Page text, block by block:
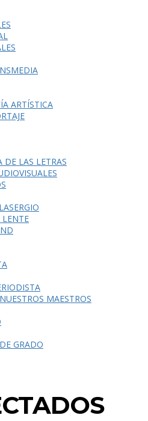
ARTÍSTICA
DE LAS LETRAS
LENTE
MAESTROS
GRADO